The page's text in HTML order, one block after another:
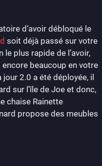
d’avoir débloqué le
soit déjà passé sur votre
le plus rapide de l’avoir,
beaucoup en votre
2.0 a été déployée, il
sur l’île de Joe et donc,
chaise Rainette
propose des meubles